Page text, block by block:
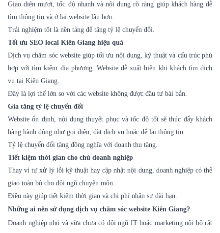
Giao diện mượt, tốc độ nhanh và nội dung rõ ràng giúp khách hàng dễ
tìm thông tin và ở lại website lâu hơn.
Trải nghiệm tốt là nền tảng để tăng tỷ lệ chuyển đổi.
Tối ưu SEO local Kiên Giang hiệu quả
Dịch vụ chăm sóc website giúp tối ưu nội dung, kỹ thuật và cấu trúc phù
hợp với tìm kiếm địa phương. Website dễ xuất hiện khi khách tìm dịch
vụ tại Kiên Giang.
Đây là lợi thế lớn so với các website không được đầu tư bài bản.
Gia tăng tỷ lệ chuyển đổi
Website ổn định, nội dung thuyết phục và tốc độ tốt sẽ thúc đẩy khách
hàng hành động như gọi điện, đặt dịch vụ hoặc để lại thông tin.
Tỷ lệ chuyển đổi tăng đồng nghĩa với doanh thu tăng.
Tiết kiệm thời gian cho chủ doanh nghiệp
Thay vì tự xử lý lỗi kỹ thuật hay cập nhật nội dung, doanh nghiệp có thể
giao toàn bộ cho đội ngũ chuyên môn.
Điều này giúp tiết kiệm thời gian và chi phí nhân sự dài hạn.
Những ai nên sử dụng dịch vụ chăm sóc website Kiên Giang?
Doanh nghiệp nhỏ và vừa chưa có đội ngũ IT hoặc marketing nội bộ rất